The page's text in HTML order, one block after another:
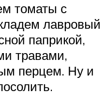
томаты с
лавровый
паприкой,
травами,
перцем. Ну и